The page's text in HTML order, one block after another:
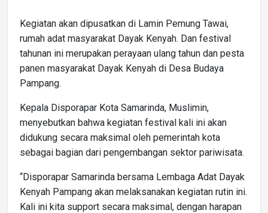
Kegiatan akan dipusatkan di Lamin Pemung Tawai,
rumah adat masyarakat Dayak Kenyah. Dan festival
tahunan ini merupakan perayaan ulang tahun dan pesta
panen masyarakat Dayak Kenyah di Desa Budaya
Pampang.
Kepala Disporapar Kota Samarinda, Muslimin,
menyebutkan bahwa kegiatan festival kali ini akan
didukung secara maksimal oleh pemerintah kota
sebagai bagian dari pengembangan sektor pariwisata.
“Disporapar Samarinda bersama Lembaga Adat Dayak
Kenyah Pampang akan melaksanakan kegiatan rutin ini.
Kali ini kita support secara maksimal, dengan harapan